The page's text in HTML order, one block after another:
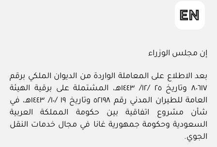
إن مجلس الوزراء
بعد الاطلاع على المعاملة الواردة من الديوان الملكي برقم
٨٠٦١٧ وتاريخ ٢٥ /١٢/ ١٤٤٣هـ، المشتملة على برقية الهيئة
العامة للطيران المدني رقم ٥٢١٩٨ وتاريخ ١٩ /١٠/ ١٤٤٣هـ، في
شأن مشروع اتفاقية بين حكومة المملكة العربية
السعودية وحكومة جمهورية غانا في مجال خدمات النقل
الجوي.